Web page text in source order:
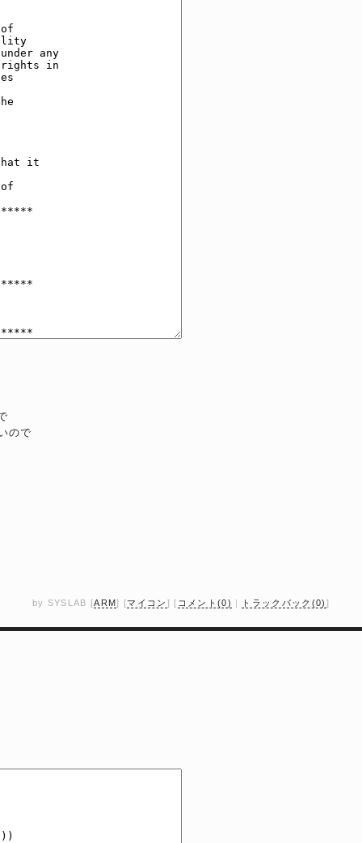
ので
by SYSLAB [ARM] [マイコン ] [ コメント(0) ｜ トラックバック(0) ]